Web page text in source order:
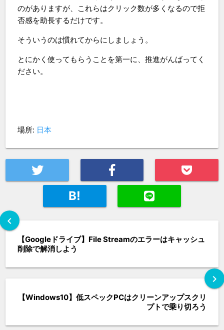
のがありますが、これらはクリック数が多くなるので拒
否感を助長するだけです。
そういうのは慣れてからにしましょう。
とにかく使ってもらうことを第一に、推進がんばってく
ださい。
場所: 日本
B!
chevron_left
【Googleドライブ】File Streamのエラーはキャッシュ
削除で解消しよう
chevron_right
【Windows10】低スペックPCはクリーンアップスクリ
プトで乗り切ろう